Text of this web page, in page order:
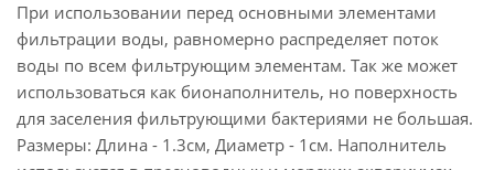
При использовании перед основными элементами
фильтрации воды, равномерно распределяет поток
воды по всем фильтрующим элементам. Так же может
использоваться как бионаполнитель, но поверхность
для заселения фильтрующими бактериями не большая.
Размеры: Длина - 1.3см, Диаметр - 1см. Наполнитель